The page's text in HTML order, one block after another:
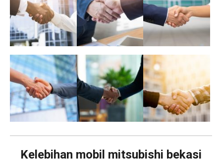
Kelebihan mobil mitsubishi bekasi